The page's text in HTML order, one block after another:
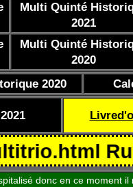
Multi Quinté
2021
Multi Quinté
2020
2020
donc en ce moment il